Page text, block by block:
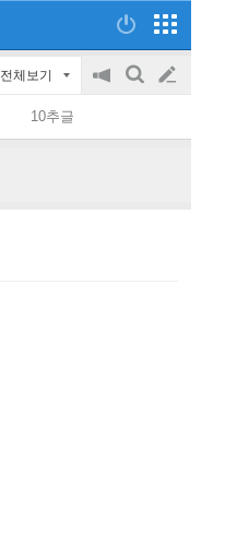
전체보기
공
on/off
검
글
쓰
10추글